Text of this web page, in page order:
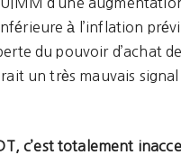
d’une
à l’inflation
du pouvoir d’achat
un très mauvais
c’est totalement